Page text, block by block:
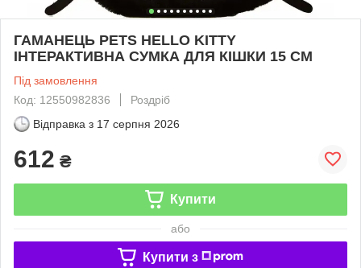
ГАМАНЕЦЬ PETS HELLO KITTY
ІНТЕРАКТИВНА СУМКА ДЛЯ КІШКИ 15 СМ
Під замовлення
Код: 12550982836
Роздріб
Відправка з 17 серпня 2026
612 ₴
Купити
або
Купити з